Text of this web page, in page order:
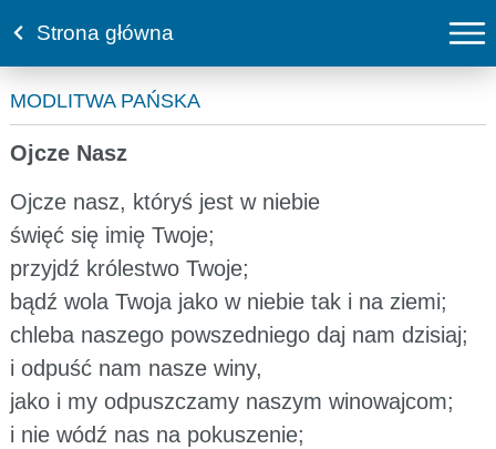
Strona główna
MODLITWA PAŃSKA
Ojcze Nasz
Ojcze nasz, któryś jest w niebie
święć się imię Twoje;
przyjdź królestwo Twoje;
bądź wola Twoja jako w niebie tak i na ziemi;
chleba naszego powszedniego daj nam dzisiaj;
i odpuść nam nasze winy,
jako i my odpuszczamy naszym winowajcom;
i nie wódź nas na pokuszenie;